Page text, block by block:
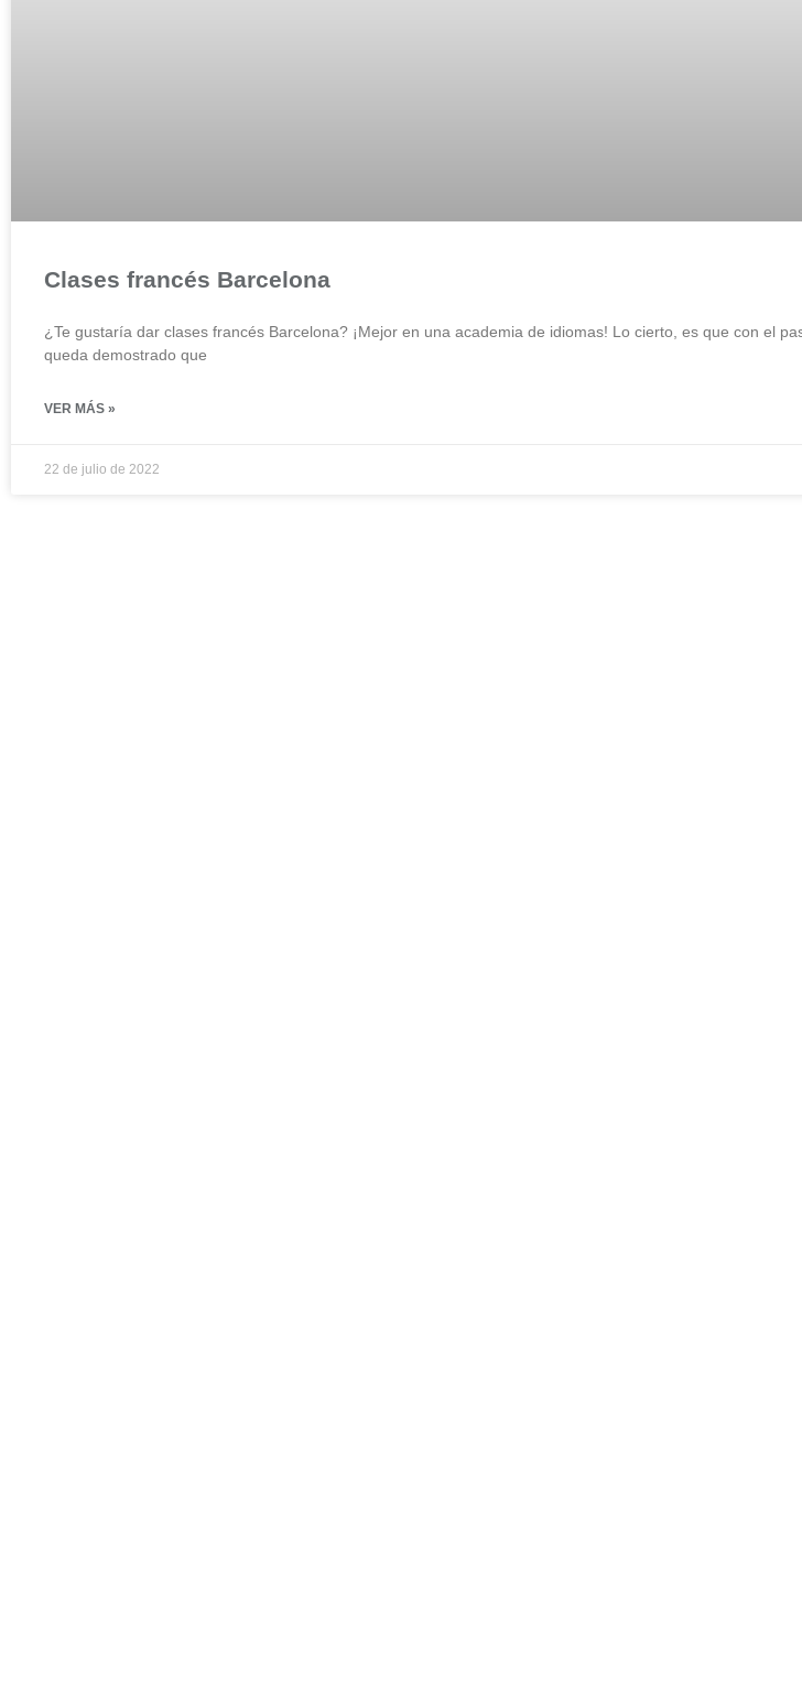
Clases francés Barcelona
¿Te gustaría dar clases francés Barcelona? ¡Mejor en una academia de idiomas! Lo cierto, es que con el
queda demostrado que
VER MÁS »
22 de julio de 2022